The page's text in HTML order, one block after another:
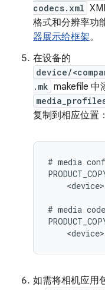
codecs.xml
格式和分辨率功
器展示给框架。
在设备的
device/
.mk makefile 中
复制到相应位置：
# media
# media
如需将相机应用